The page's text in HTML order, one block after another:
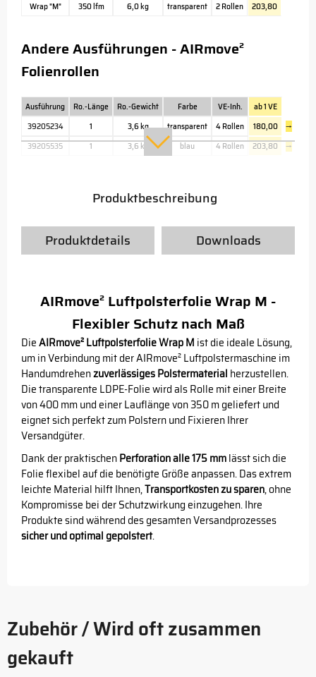
Wrap "M"
350 lfm 6,0 kg transparent 2 Rollen 203,80
Andere Ausführungen - AIRmove²
Folienrollen
Ausführung Ro.-Länge Ro.-Gewicht Farbe VE-Inh.
ab 1 VE
39205234
1 3,6 kg transparent 4 Rollen 180,00
→
39205535
1 3,6 kg blau 4 Rollen 203,80 →
Produktbeschreibung
Produktdetails Downloads
AIRmove² Luftpolsterfolie Wrap M -
Flexibler Schutz nach Maß
DieAIRmove² Luftpolsterfolie Wrap M ist die ideale Lösung,
um in Verbindung mit der AIRmove² Luftpolstermaschine im
Handumdrehenzuverlässiges Polstermaterial herzustellen.
Die transparente LDPE-Folie wird als Rolle mit einer Breite
von 400 mm und einer Lauflänge von 350 m geliefert und
eignet sich perfekt zum Polstern und Fixieren Ihrer
Versandgüter.
Dank der praktischenPerforation alle 175 mmlässt sich die
Folie flexibel auf die benötigte Größe anpassen. Das extrem
leichte Material hilft Ihnen,Transportkosten zu sparen, ohne
Kompromisse bei der Schutzwirkung einzugehen. Ihre
Produkte sind während des gesamten Versandprozesses
sicher und optimal gepolstert.
Zubehör / Wird oft zusammen
gekauft